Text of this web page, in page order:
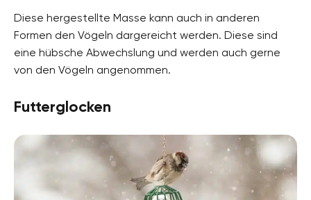
Diese hergestellte Masse kann auch in anderen
Formen den Vögeln dargereicht werden. Diese sind
eine hübsche Abwechslung und werden auch gerne
von den Vögeln angenommen.
Futterglocken